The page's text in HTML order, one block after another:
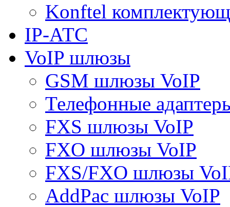
Konftel
IP-АТС
VoIP шлюзы
GSM шлюзы VoIP
Телефонные
FXS шлюзы VoIP
FXO шлюзы VoIP
FXS/FXO шлюзы
AddPac шлюзы VoIP